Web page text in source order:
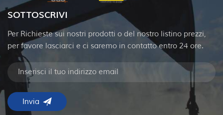
SOTTOSCRIVI
Per Richieste sui nostri prodotti o del nostro listino prezzi,
per favore lasciarci e ci saremo in contatto entro 24 ore.